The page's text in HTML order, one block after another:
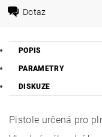
Dotaz
POPIS
PARAMETRY
DISKUZE
Pistole určená pro